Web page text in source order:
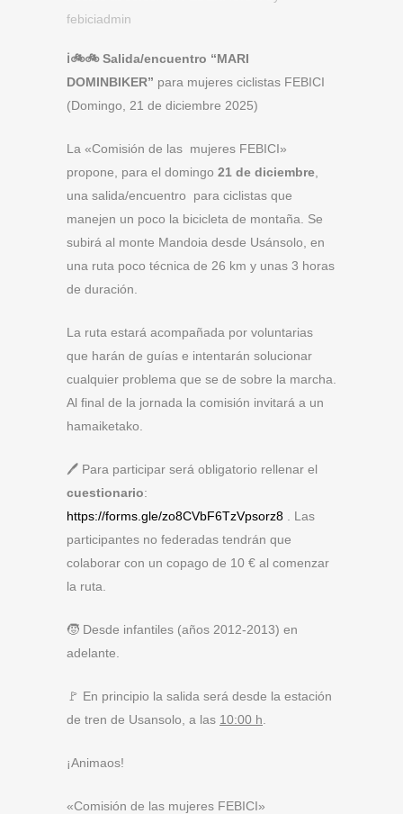
febiciadmin
ℹ🚲🚲 Salida/encuentro “MARI
DOMINBIKER” para mujeres ciclistas FEBICI
(Domingo, 21 de diciembre 2025)
La «Comisión de las mujeres FEBICI»
propone, para el domingo 21 de diciembre
una salida/encuentro para ciclistas que
manejen un poco la bicicleta de montaña. Se
subirá al monte Mandoia desde Usánsolo, en
una ruta poco técnica de 26 km y unas 3 horas
de duración.
La ruta estará acompañada por voluntarias
que harán de guías e intentarán solucionar
cualquier problema que se de sobre la marcha.
Al final de la jornada la comisión invitará a un
hamaiketako.
🖊 Para participar será obligatorio rellenar el
cuestionario:
https://forms.gle/zo8CVbF6TzVpsorz8 . Las
participantes no federadas tendrán que
colaborar con un copago de 10 € al comenzar
la ruta.
🧒 Desde infantiles (años 2012-2013) en
adelante.
🚩 En principio la salida será desde la estación
de tren de Usansolo, a las 10:00 h
¡Animaos!
«Comisión de las mujeres FEBICI»